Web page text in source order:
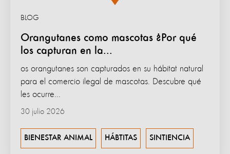
Orangutanes como mascotas ¿Por qué
los capturan en la...
BLOG
30 julio 2026
os orangutanes son capturados en su hábitat natural
para el comercio ilegal de mascotas. Descubre qué
les ocurre...
BIENESTAR ANIMAL HÁBTITAS SINTIENCIA